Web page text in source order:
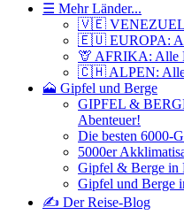
☰ Mehr Länder...
🇻🇪
🇪🇺 EUROPA:
🦒 AFRIKA: Alle
🇨🇭 ALPEN: Alle
🗻 Gipfel und Berge
GIPFEL &
Abenteuer!
Die besten 6000-
5000er
Gipfel & Berge in
Gipfel und Berge
✍️ Der Reise-Blog